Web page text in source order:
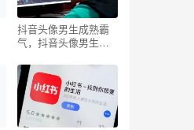
抖音头像男生成熟霸
气，抖音头像男生成